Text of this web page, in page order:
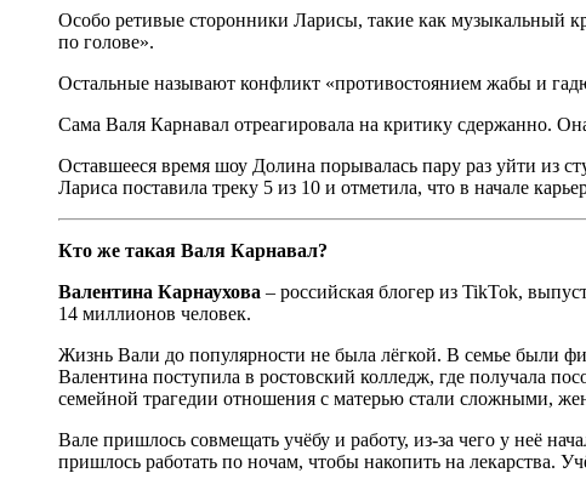
Особо ретивые сторонники Ларисы, такие как музыкальный
по голове».
Остальные называют конфликт «противостоянием жабы и
Сама Валя Карнавал отреагировала на критику сдержанно.
Оставшееся время шоу Долина порывалась пару раз уйти из
Лариса поставила треку 5 из 10 и отметила, что в начале
Кто же такая Валя Карнавал?
Валентина Карнаухова – российская блогер из TikTok,
14 миллионов человек.
Жизнь Вали до популярности не была лёгкой. В семье были
Валентина поступила в ростовский колледж, где получала
семейной трагедии отношения с матерью стали сложными,
Вале пришлось совмещать учёбу и работу, из-за чего у неё
пришлось работать по ночам, чтобы накопить на лекарства.